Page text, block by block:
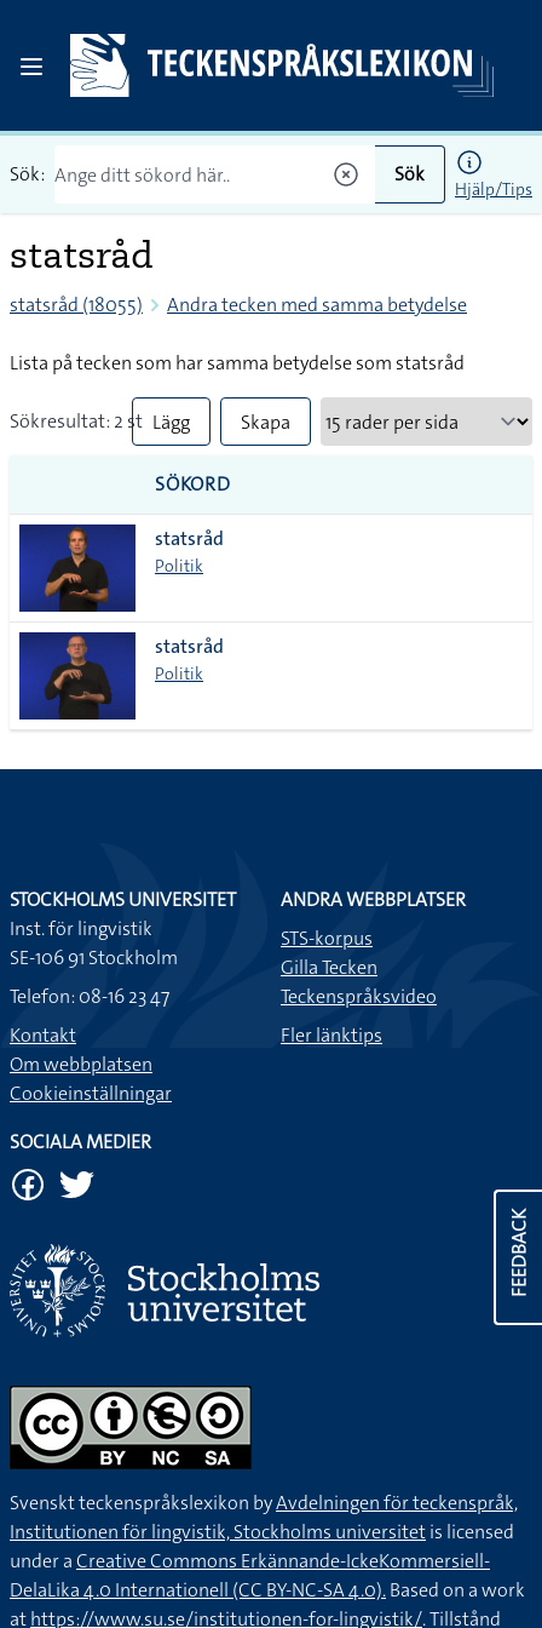
Sök: Sök
Hjälp/Tips
statsråd
statsråd (18055) Andra tecken med samma betydelse
Lista på tecken som har samma betydelse som statsråd
Sökresultat: 2 st Lägg
till
alla i
lista
Skapa
SÖKORD
statsråd
Politik
statsråd
Politik
FEEDBACK
STOCKHOLMS UNIVERSITET
Inst. för lingvistik
SE-106 91 Stockholm
Telefon: 08-16 23 47
Kontakt
Om webbplatsen
Cookieinställningar
ANDRA WEBBPLATSER
STS-korpus
Gilla Tecken
Teckenspråksvideo
Fler länktips
SOCIALA MEDIER
Svenskt teckenspråkslexikon byAvdelningen för teckenspråk,
Institutionen för lingvistik, Stockholms universitetis licensed
under aCreative Commons Erkännande-IckeKommersiell-
DelaLika 4.0 Internationell (CC BY-NC-SA 4.0).Based on a work
athttps://www.su.se/institutionen-for-lingvistik/. Tillstånd